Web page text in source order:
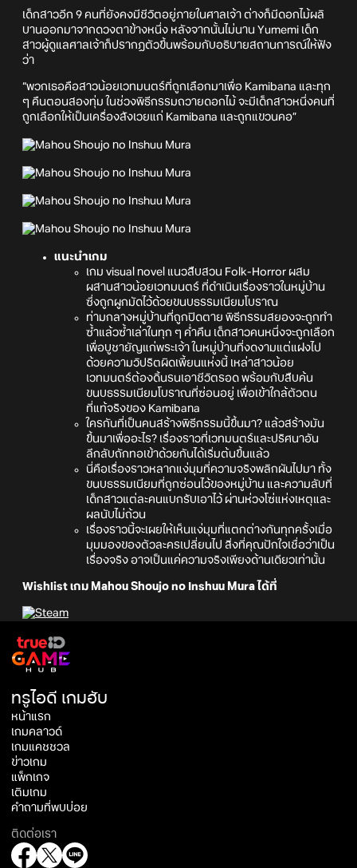
เด็กสาวอีก 9 คนที่ยังคงมีชีวิตอยู่ภายในศาลเจ้า ต่างก็มีดอกไม้ผลิ
บานออกมาจากดวงตาข้างหนึ่ง หลังจากนั้นไม่นาน Yumemi เด็ก
สาวผู้ดูแลศาลเจ้าก็ปรากฏตัวขึ้นพร้อมกับอธิบายสถานการณ์ให้ฟัง
ว่า
“พวกเธอคือสาวน้อยเวทมนตร์ที่ถูกเลือกมาเพื่อ Kamibana และทุก
ๆ คืนตอนสองทุ่ม ในช่วงพิธีกรรมถวายดอกไม้ จะมีเด็กสาวหนึ่งคนที่
ถูกเลือกให้เป็นเครื่องสังเวยแก่ Kamibana และถูกแขวนคอ”
แนะนำเกม
เกม visual novel แนวสืบสวน Folk-Horror ผสม
ผสานสาวน้อยเวทมนตร์ ที่ดำเนินเรื่องราวในหมู่บ้าน
ซึ่งถูกผูกมัดไว้ด้วยขนบธรรมเนียมโบราณ
ท่ามกลางหมู่บ้านที่ถูกปิดตาย พิธีกรรมสยองจะถูกทำ
ซ้ำแล้วซ้ำเล่าในทุก ๆ ค่ำคืน เด็กสาวคนหนึ่งจะถูกเลือก
เพื่อบูชายัญแก่พระเจ้า ในหมู่บ้านที่งดงามแต่แฝงไป
ด้วยความวิปริตผิดเพี้ยนแห่งนี้ เหล่าสาวน้อย
เวทมนตร์ต้องดิ้นรนเอาชีวิตรอด พร้อมกับสืบค้น
ขนบธรรมเนียมโบราณที่ซ่อนอยู่ เพื่อเข้าใกล้ตัวตน
ที่แท้จริงของ Kamibana
ใครกันที่เป็นคนสร้างพิธีกรรมนี้ขึ้นมา? แล้วสร้างมัน
ขึ้นมาเพื่ออะไร? เรื่องราวที่เวทมนตร์และปริศนาอัน
ลึกลับถักทอเข้าด้วยกันได้เริ่มต้นขึ้นแล้ว
นี่คือเรื่องราวหลากแง่มุมที่ความจริงพลิกผันไปมา ทั้ง
ขนบธรรมเนียมที่ถูกซ่อนไว้ของหมู่บ้าน และความลับที่
เด็กสาวแต่ละคนแบกรับเอาไว้ ผ่านห่วงโซ่แห่งเหตุและ
ผลนับไม่ถ้วน
เรื่องราวนี้จะเผยให้เห็นแง่มุมที่แตกต่างกันทุกครั้งเมื่อ
มุมมองของตัวละครเปลี่ยนไป สิ่งที่คุณปักใจเชื่อว่าเป็น
เรื่องจริง อาจเป็นแค่ความจริงเพียงด้านเดียวเท่านั้น
Wishlist เกม Mahou Shoujo no Inshuu Mura ได้ที่
ทรูไอดี เกมฮับ
หน้าแรก
เกมคลาวด์
เกมแคชชวล
ข่าวเกม
แพ็กเกจ
เติมเกม
คำถามที่พบบ่อย
ติดต่อเรา